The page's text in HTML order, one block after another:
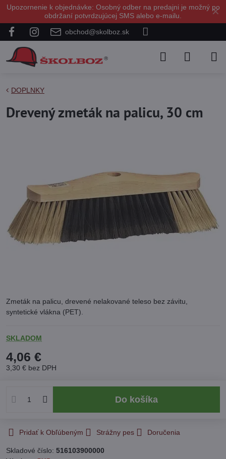
✕
Upozornenie k objednávke: Osobný odber na predajni je možný po
obdržaní potvrdzujúcej SMS alebo e-mailu.
obchod@skolboz.sk
DOPLNKY
Drevený zmeták na palicu, 30 cm
Zmeták na palicu, drevené nelakované teleso bez závitu,
syntetické vlákna (PET).
SKLADOM
4,06 €
3,30 € bez DPH
Do košíka
Pridať k Obľúbeným Strážny pes Doručenia
Skladové číslo: 516103900000